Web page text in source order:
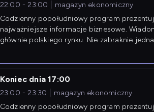
22:00 - 23:00
magazyn ekonomiczny
Codzienny popołudniowy program
najważniejsze informacje biznesowe.
głównie polskiego rynku. Nie zabraknie
Koniec dnia 17:00
23:00 - 23:30
magazyn ekonomiczny
Codzienny popołudniowy program